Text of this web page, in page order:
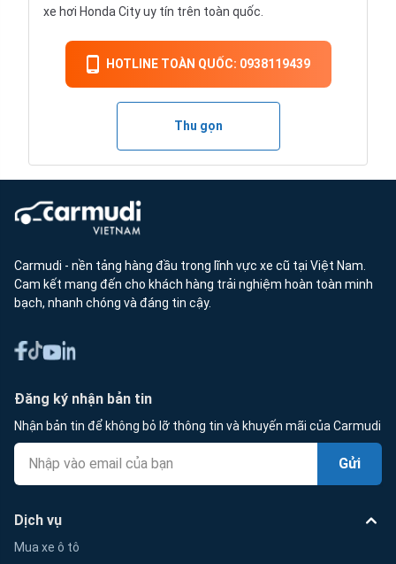
xe hơi Honda City uy tín trên toàn quốc.
HOTLINE TOÀN QUỐC: 0938119439
Thu gọn
Carmudi - nền tảng hàng đầu trong lĩnh vực xe cũ tại Việt Nam.
Cam kết mang đến cho khách hàng trải nghiệm hoàn toàn minh
bạch, nhanh chóng và đáng tin cậy.
Đăng ký nhận bản tin
Nhận bản tin để không bỏ lỡ thông tin và khuyến mãi của Carmudi
Gửi
Dịch vụ
Mua xe ô tô